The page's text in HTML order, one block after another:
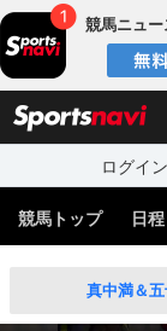
競馬ニュ
ログイン
競馬トップ 日
真中満＆五